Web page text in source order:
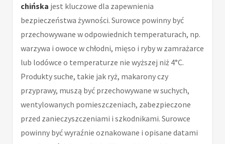
chińska jest kluczowe dla zapewnienia
bezpieczeństwa żywności. Surowce powinny być
przechowywane w odpowiednich temperaturach, np.
warzywa i owoce w chłodni, mięso i ryby w zamrażarce
lub lodówce o temperaturze nie wyższej niż 4°C.
Produkty suche, takie jak ryż, makarony czy
przyprawy, muszą być przechowywane w suchych,
wentylowanych pomieszczeniach, zabezpieczone
przed zanieczyszczeniami i szkodnikami. Surowce
powinny być wyraźnie oznakowane i opisane datami